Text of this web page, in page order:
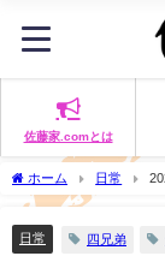
佐藤家.comとは
ホーム 日常
日常 四兄弟